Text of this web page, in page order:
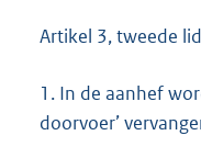
Artikel 3, tweede
1. In de aanhef
doorvoer’